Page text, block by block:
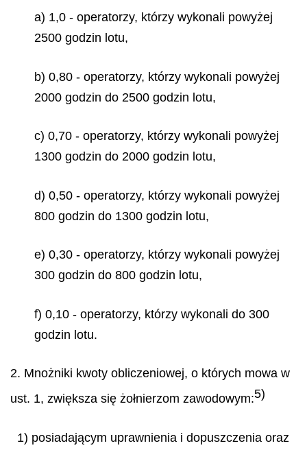
a) 1,0 - operatorzy, którzy wykonali powyżej
2500 godzin lotu,
b) 0,80 - operatorzy, którzy wykonali powyżej
2000 godzin do 2500 godzin lotu,
c) 0,70 - operatorzy, którzy wykonali powyżej
1300 godzin do 2000 godzin lotu,
d) 0,50 - operatorzy, którzy wykonali powyżej
800 godzin do 1300 godzin lotu,
e) 0,30 - operatorzy, którzy wykonali powyżej
300 godzin do 800 godzin lotu,
f) 0,10 - operatorzy, którzy wykonali do 300
godzin lotu.
2. Mnożniki kwoty obliczeniowej, o których mowa w
ust. 1, zwiększa się żołnierzom zawodowym:5)
1) posiadającym uprawnienia i dopuszczenia oraz